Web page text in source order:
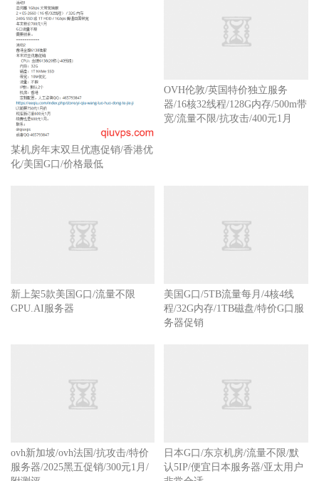
某机房年末双旦优惠促销/香港优
化/美国G口/价格最低
OVH伦敦/英国特价独立服务
器/16核32线程/128G内存/500m带
宽/流量不限/抗攻击/400元1月
新上架5款美国G口/流量不限
GPU.AI服务器
美国G口/5TB流量每月/4核4线
程/32G内存/1TB磁盘/特价G口服
务器促销
ovh新加坡/ovh法国/抗攻击/特价
服务器/2025黑五促销/300元1月/
日本G口/东京机房/流量不限/默
认5IP/便宜日本服务器/亚太用户